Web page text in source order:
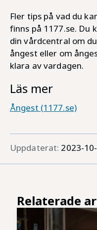
Fler tips på vad du
finns på 1177.se. Du
din vårdcentral om
ångest eller om
klara av vardagen.
Läs mer
Ångest (1177.se)
Uppdaterat: 2023-
Relaterade